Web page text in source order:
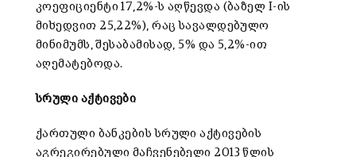
კოეფიციენტი 17,2%-ს აღწევდა (ბაზელ I-ის
მიხედვით 25,22%), რაც სავალდებულო
მინიმუმს, შესაბამისად, 5% და 5,2%-ით
აღემატებოდა.
სრული აქტივები
ქართული ბანკების სრული აქტივების
აგრეგირებული მაჩვენებელი 2013 წლის